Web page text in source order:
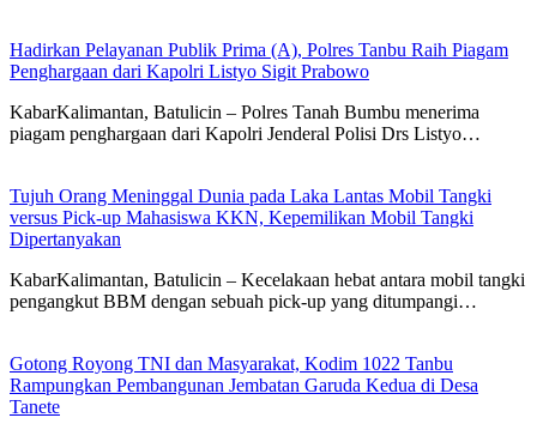
Hadirkan Pelayanan Publik Prima (A), Polres Tanbu Raih Piagam
Penghargaan dari Kapolri Listyo Sigit Prabowo
KabarKalimantan, Batulicin – Polres Tanah Bumbu menerima
piagam penghargaan dari Kapolri Jenderal Polisi Drs Listyo…
Tujuh Orang Meninggal Dunia pada Laka Lantas Mobil Tangki
versus Pick-up Mahasiswa KKN, Kepemilikan Mobil Tangki
Dipertanyakan
KabarKalimantan, Batulicin – Kecelakaan hebat antara mobil tangki
pengangkut BBM dengan sebuah pick-up yang ditumpangi…
Gotong Royong TNI dan Masyarakat, Kodim 1022 Tanbu
Rampungkan Pembangunan Jembatan Garuda Kedua di Desa
Tanete